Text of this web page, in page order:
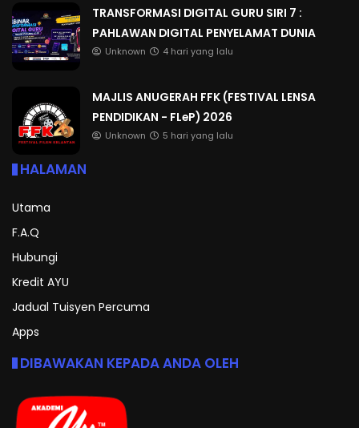
TRANSFORMASI DIGITAL GURU SIRI 7 :
PAHLAWAN DIGITAL PENYELAMAT DUNIA
Unknown 4 hari yang lalu
MAJLIS ANUGERAH FFK (FESTIVAL LENSA
PENDIDIKAN - FLeP) 2026
Unknown 5 hari yang lalu
HALAMAN
Utama
F.A.Q
Hubungi
Kredit AYU
Jadual Tuisyen Percuma
Apps
DIBAWAKAN KEPADA ANDA OLEH